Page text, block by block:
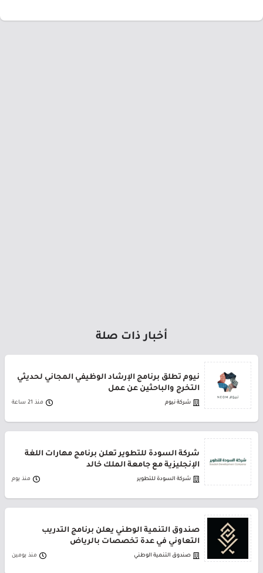
أخبار ذات صلة
نيوم تطلق برنامج الإرشاد الوظيفي المجاني لحديثي
التخرج والباحثين عن عمل
شركة نيوم منذ 21 ساعة
شركة السودة للتطوير تعلن برنامج مهارات اللغة
الإنجليزية مع جامعة الملك خالد
شركة السودة للتطوير منذ يوم
صندوق التنمية الوطني يعلن برنامج التدريب
التعاوني في عدة تخصصات بالرياض
صندوق التنمية الوطني منذ يومين